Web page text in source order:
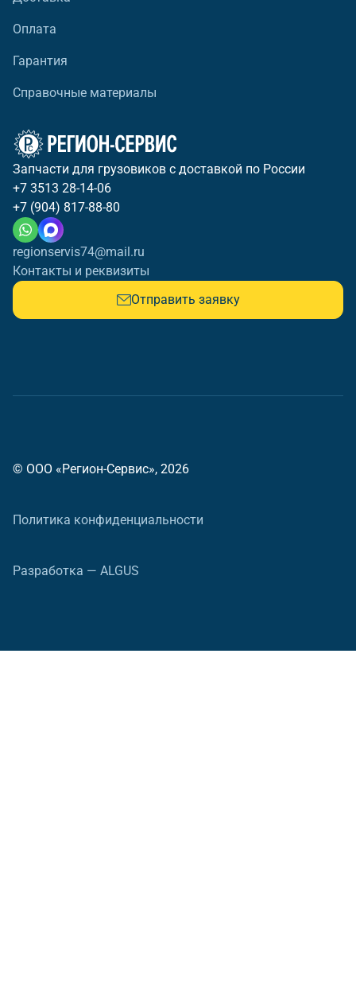
Оплата
Гарантия
Справочные материалы
Запчасти для грузовиков с доставкой по России
+7 3513 28-14-06
+7 (904) 817-88-80
regionservis74@mail.ru
Контакты и реквизиты
Отправить заявку
© ООО «Регион-Сервис», 2026
Политика конфиденциальности
Разработка — ALGUS